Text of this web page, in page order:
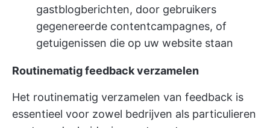
gastblogberichten, door gebruikers
gegenereerde contentcampagnes, of
getuigenissen die op uw website staan
Routinematig feedback verzamelen
Het routinematig verzamelen van feedback is
essentieel voor zowel bedrijven als particulieren